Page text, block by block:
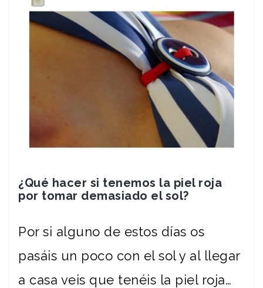
¿Qué hacer si tenemos la piel roja
por tomar demasiado el sol?
Por si alguno de estos días os
pasáis un poco con el sol y al llegar
a casa veis que tenéis la piel roja…